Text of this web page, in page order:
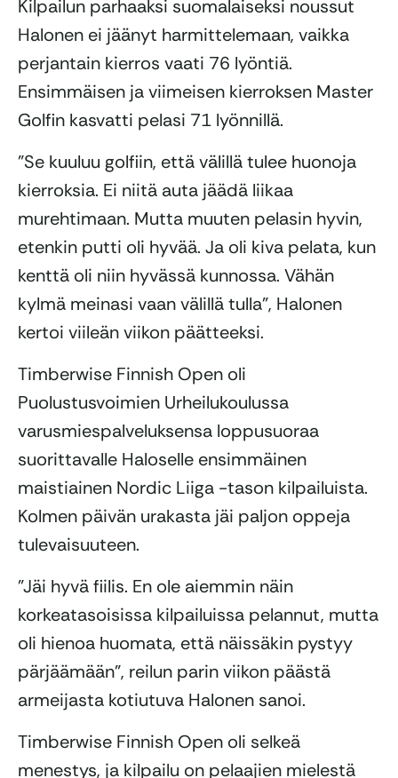
Kilpailun parhaaksi suomalaiseksi noussut
Halonen ei jäänyt harmittelemaan, vaikka
perjantain kierros vaati 76 lyöntiä.
Ensimmäisen ja viimeisen kierroksen Master
Golfin kasvatti pelasi 71 lyönnillä.
”Se kuuluu golfiin, että välillä tulee huonoja
kierroksia. Ei niitä auta jäädä liikaa
murehtimaan. Mutta muuten pelasin hyvin,
etenkin putti oli hyvää. Ja oli kiva pelata, kun
kenttä oli niin hyvässä kunnossa. Vähän
kylmä meinasi vaan välillä tulla”, Halonen
kertoi viileän viikon päätteeksi.
Timberwise Finnish Open oli
Puolustusvoimien Urheilukoulussa
varusmiespalveluksensa loppusuoraa
suorittavalle Haloselle ensimmäinen
maistiainen Nordic Liiga -tason kilpailuista.
Kolmen päivän urakasta jäi paljon oppeja
tulevaisuuteen.
”Jäi hyvä fiilis. En ole aiemmin näin
korkeatasoisissa kilpailuissa pelannut, mutta
oli hienoa huomata, että näissäkin pystyy
pärjäämään”, reilun parin viikon päästä
armeijasta kotiutuva Halonen sanoi.
Timberwise Finnish Open oli selkeä
menestys, ja kilpailu on pelaajien mielestä